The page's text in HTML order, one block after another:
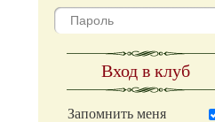
Вход в клуб
Запомнить меня